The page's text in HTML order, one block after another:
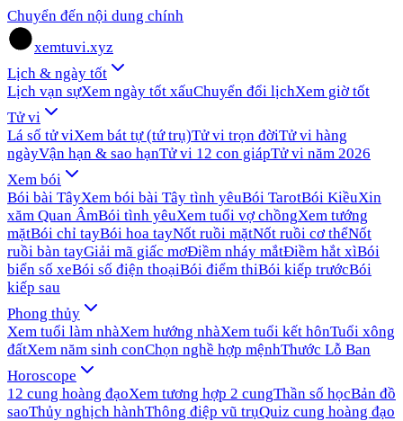
Chuyển đến nội dung chính
xemtuvi.xyz
Lịch & ngày tốt
Lịch vạn sựXem ngày tốt xấuChuyển đổi lịchXem giờ tốt
Tử vi
Lá số tử viXem bát tự (tứ trụ)Tử vi trọn đờiTử vi hàng
ngàyVận hạn & sao hạnTử vi 12 con giápTử vi năm 2026
Xem bói
Bói bài TâyXem bói bài Tây tình yêuBói TarotBói KiềuXin
xăm Quan ÂmBói tình yêuXem tuổi vợ chồngXem tướng
mặtBói chỉ tayBói hoa tayNốt ruồi mặtNốt ruồi cơ thểNốt
ruồi bàn tayGiải mã giấc mơĐiềm nháy mắtĐiềm hắt xìBói
biển số xeBói số điện thoạiBói điểm thiBói kiếp trướcBói
kiếp sau
Phong thủy
Xem tuổi làm nhàXem hướng nhàXem tuổi kết hônTuổi xông
đấtXem năm sinh conChọn nghề hợp mệnhThước Lỗ Ban
Horoscope
12 cung hoàng đạoXem tương hợp 2 cungThần số họcBản đồ
saoThủy nghịch hànhThông điệp vũ trụQuiz cung hoàng đạo